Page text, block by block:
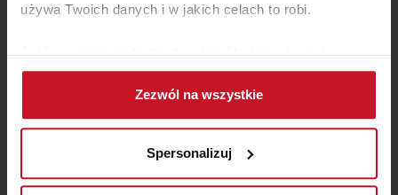
używa Twoich danych i w jakich celach to robi.
Jeśli wyrazisz na to zgodę, chcielibyśmy również:
Gromadzić dane dotyczące Twojej lokalizacji
geograficznej z dokładnością nawet do kilku metrów
Identyfikować Twoje urządzenie, aktywnie
(fingerprinting, czyli wirtualny odcisk palca)
Dowiedz się więcej odnośnie tego, jak Twoje osobiste
Zezwól na wszystkie
Spersonalizuj
LAMPA PODŁOGOWA LORITA
ZAPYTAJ O CENĘ W SALONIE